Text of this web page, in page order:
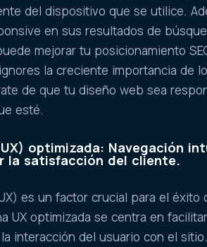
del dispositivo que se utilice.
en sus resultados de
mejorar tu posicionamiento
la creciente importancia de
de que tu diseño web sea
esté.
optimizada: Navegación
la satisfacción del cliente.
es un factor crucial para el éxito
UX optimizada se centra en
interacción del usuario con el